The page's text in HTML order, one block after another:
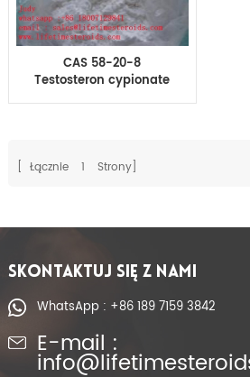
CAS 58-20-8
Testosteron cypionate
[ Łącznie 1 Strony]
SKONTAKTUJ SIĘ Z NAMI
WhatsApp : +86 189 7159 3842
E-mail :